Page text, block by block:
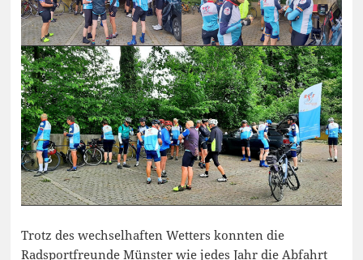
Trotz des wechselhaften Wetters konnten die
Radsportfreunde Münster wie jedes Jahr die Abfahrt